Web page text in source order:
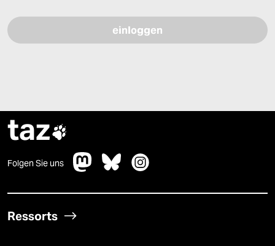
taz
Folgen Sie uns
Ressorts